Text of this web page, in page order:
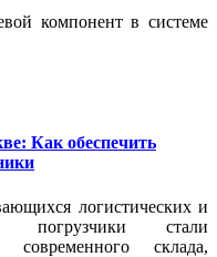
компонент в системе
Как обеспечить
логистических и
погрузчики стали
склада,